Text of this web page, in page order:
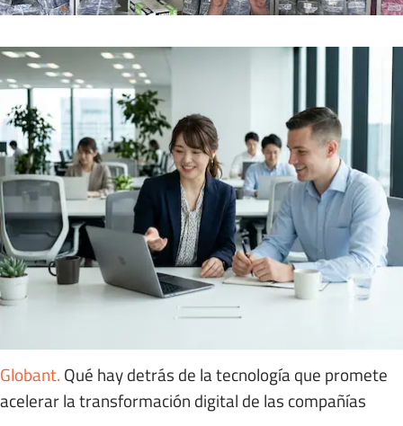
Globant. Qué hay detrás de la tecnología que promete
acelerar la transformación digital de las compañías